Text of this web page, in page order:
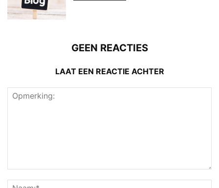
GEEN REACTIES
LAAT EEN REACTIE ACHTER